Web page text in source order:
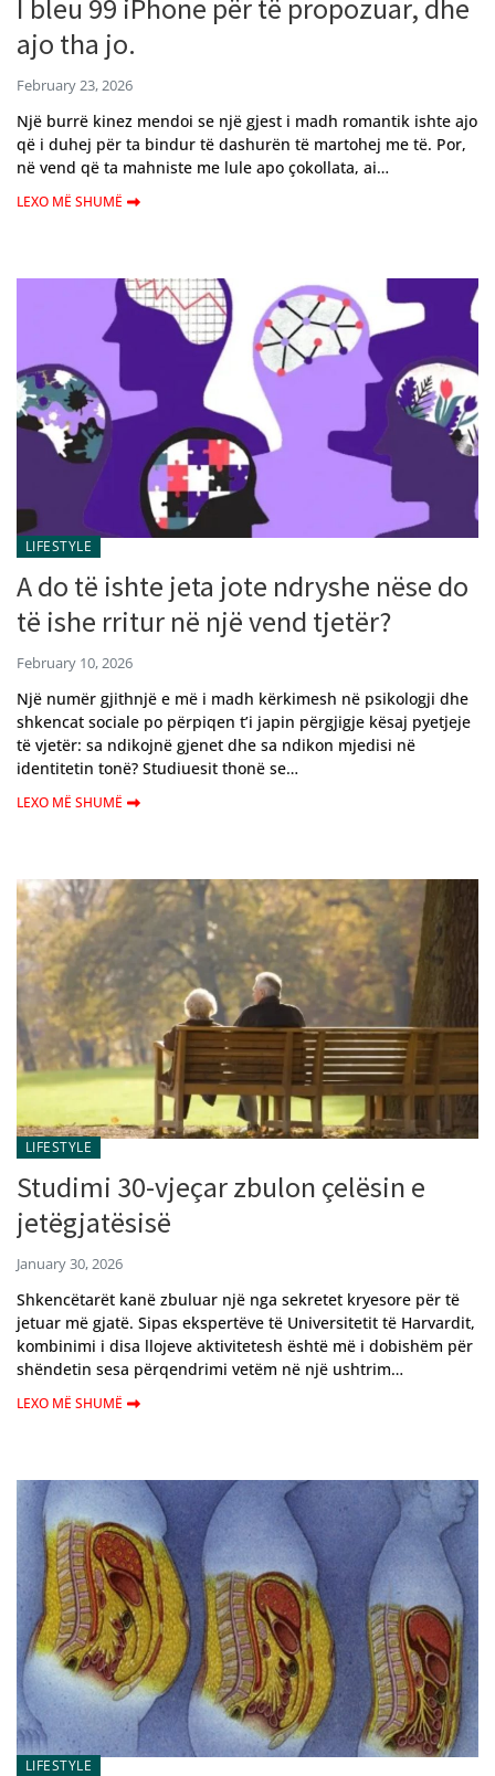
I bleu 99 iPhone për të propozuar, dhe
ajo tha jo.
February 23, 2026
Një burrë kinez mendoi se një gjest i madh romantik ishte ajo
që i duhej për ta bindur të dashurën të martohej me të. Por,
në vend që ta mahniste me lule apo çokollata, ai…
LEXO MË SHUMË
LIFESTYLE
A do të ishte jeta jote ndryshe nëse do
të ishe rritur në një vend tjetër?
February 10, 2026
Një numër gjithnjë e më i madh kërkimesh në psikologji dhe
shkencat sociale po përpiqen t’i japin përgjigje kësaj pyetjeje
të vjetër: sa ndikojnë gjenet dhe sa ndikon mjedisi në
identitetin tonë? Studiuesit thonë se…
LEXO MË SHUMË
LIFESTYLE
Studimi 30-vjeçar zbulon çelësin e
jetëgjatësisë
January 30, 2026
Shkencëtarët kanë zbuluar një nga sekretet kryesore për të
jetuar më gjatë. Sipas ekspertëve të Universitetit të Harvardit,
kombinimi i disa llojeve aktivitetesh është më i dobishëm për
shëndetin sesa përqendrimi vetëm në një ushtrim…
LEXO MË SHUMË
LIFESTYLE